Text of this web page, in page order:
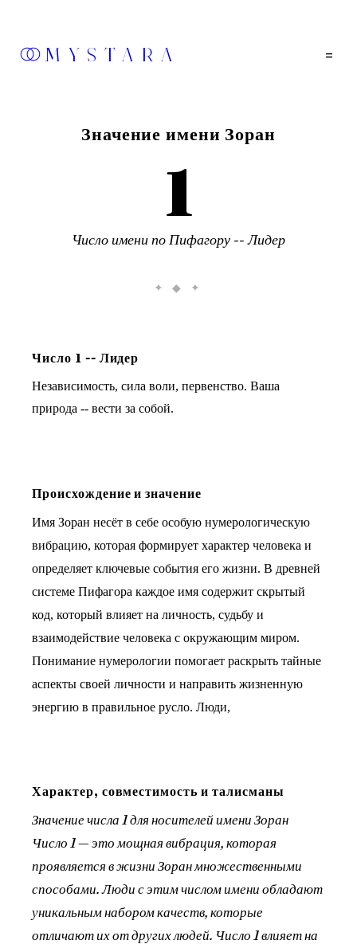
MYSTARA =
Значение имени Зоран
1
Число имени по Пифагору --Лидер
✦ ◆ ✦
Число 1 -- Лидер
Независимость, сила воли, первенство. Ваша
природа -- вести за собой.
Происхождение и значение
Имя Зоран несёт в себе особую нумерологическую
вибрацию, которая формирует характер человека и
определяет ключевые события его жизни. В древней
системе Пифагора каждое имя содержит скрытый
код, который влияет на личность, судьбу и
взаимодействие человека с окружающим миром.
Понимание нумерологии помогает раскрыть тайные
аспекты своей личности и направить жизненную
энергию в правильное русло. Люди,
Характер, совместимость и талисманы
Значение числа 1 для носителей имени Зоран
Число 1 — это мощная вибрация, которая
проявляется в жизни Зоран множественными
способами. Люди с этим числом имени обладают
уникальным набором качеств, которые
отличают их от других людей. Число 1 влияет на